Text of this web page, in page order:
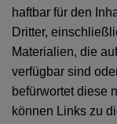
haftbar für den
Dritter,
Materialien, die
verfügbar sind
befürwortet diese
können Links zu